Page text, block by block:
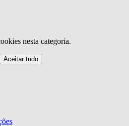
nesta categoria.
Aceitar tudo